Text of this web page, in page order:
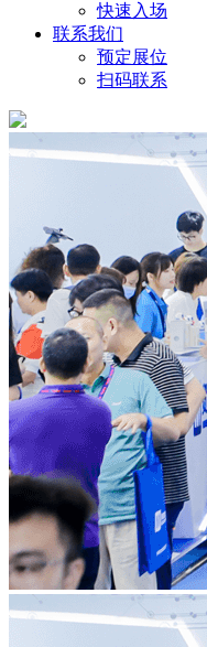
快速入场
联系我们
预定展位
扫码联系